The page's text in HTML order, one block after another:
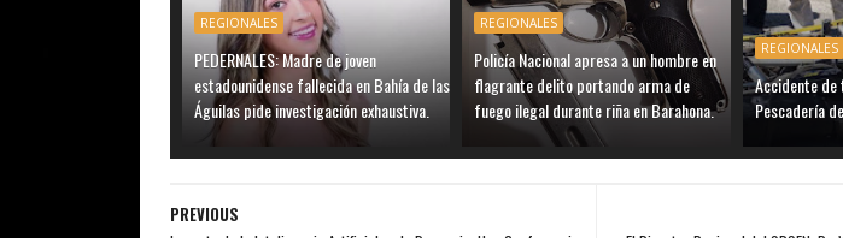
REGIONALES
PEDERNALES: Madre de joven
estadounidense fallecida en Bahía de las
Águilas pide investigación exhaustiva.
REGIONALES
Policía Nacional apresa a un hombre en
flagrante delito portando arma de
fuego ilegal durante riña en Barahona.
REGIONALES
Accidente
Pescadería
PREVIOUS